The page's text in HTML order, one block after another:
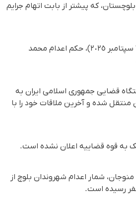
که پیشتر از بابت اتهام جرایم
بر اساس گزارش رسیده به سازمان حقوق بشری هه‌نگاو، سحرگاه روز یکشنبە ١٦ مرداد ١٤٠٤(٧ سپتامبر ٢٠٢٥)، حکم اعدام محمد
دستگاه قضایی جمهوری اسلامی ایران به
شدە و آخرین ملاقات خود را با
به قوه قضاییه اعلان نشده است.
شمار اعدام شهروندان بلوچ از